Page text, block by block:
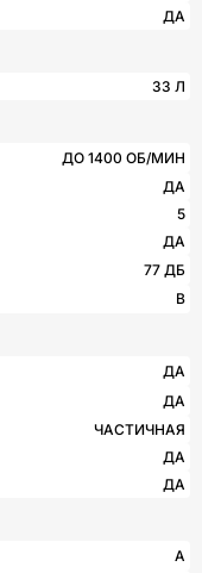
ДА
33 Л
ДО 1400 ОБ/МИН
ДА
5
ДА
77 ДБ
B
ДА
ДА
ЧАСТИЧНАЯ
ДА
ДА
A